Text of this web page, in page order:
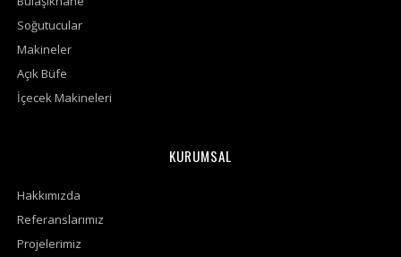
Soğutucular
Makineler
Açık Büfe
İçecek Makineleri
KURUMSAL
Hakkımızda
Referanslarımız
Projelerimiz